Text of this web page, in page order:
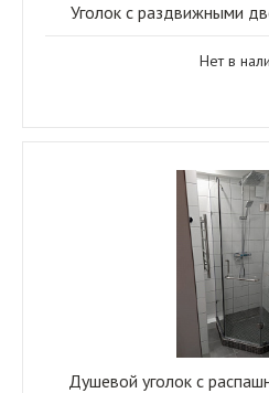
Нет в
Уголок с раздвижными
Душевой уголок с